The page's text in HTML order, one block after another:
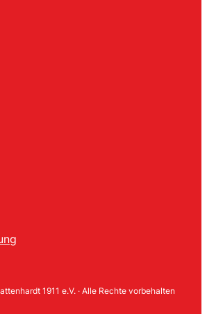
1911 e.V. · Alle Rechte vorbehalten